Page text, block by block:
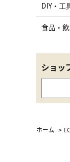
DIY・工
食品・飲
ショッ
ホーム >